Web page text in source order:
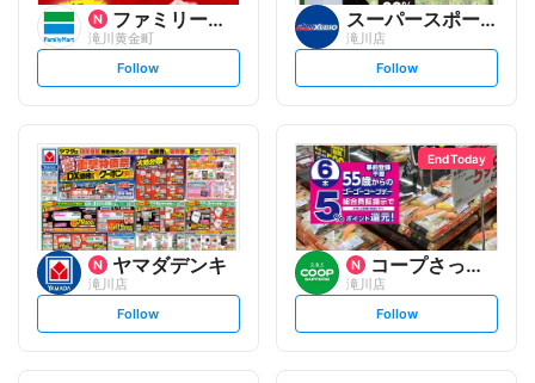
ファミリーマート
滝川黄金町
s
t
l
o
w
Follow
スーパースポーツゼビオ
滝川店
s
t
l
o
w
Follow
ヤマダデンキ
滝川店
s
t
Follow
End Today
コープさっぽろ
滝川店
s
t
Follow